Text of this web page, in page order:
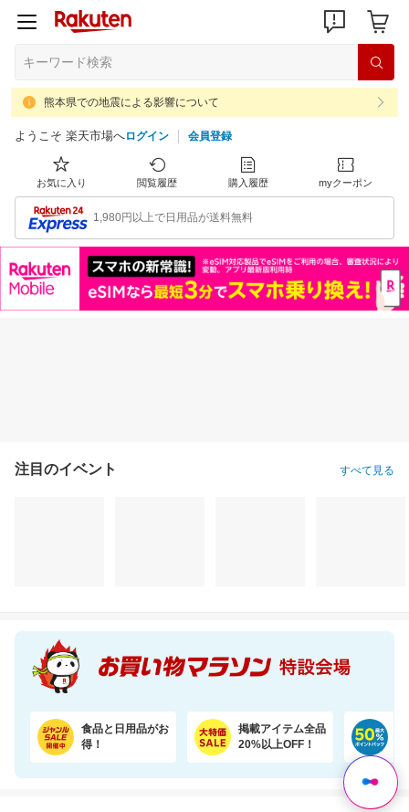
熊本県での地震による影響について
ようこそ 楽天市場へログイン 会員登録
お気に入り 閲覧履歴 購入履歴 myクーポン
1,980円以上で日用品が送料無料
注目のイベント すべて見る
食品と日用品がお
得！
掲載アイテム全品
20%以上OFF！